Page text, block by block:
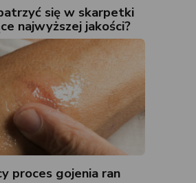
się w skarpetki
najwyższej jakości?
proces gojenia ran